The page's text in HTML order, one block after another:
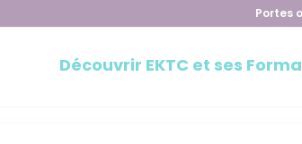
Portes
Découvrir EKTC et ses